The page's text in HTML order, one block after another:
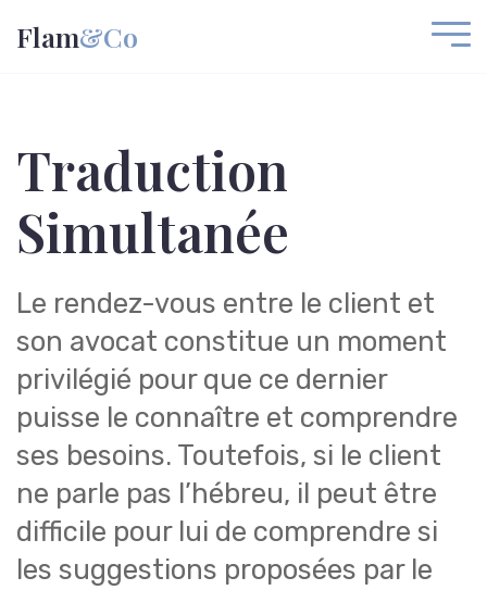
Flam&Co
Traduction
Simultanée
Le rendez-vous entre le client et
son avocat constitue un moment
privilégié pour que ce dernier
puisse le connaître et comprendre
ses besoins. Toutefois, si le client
ne parle pas l’hébreu, il peut être
difficile pour lui de comprendre si
les suggestions proposées par le